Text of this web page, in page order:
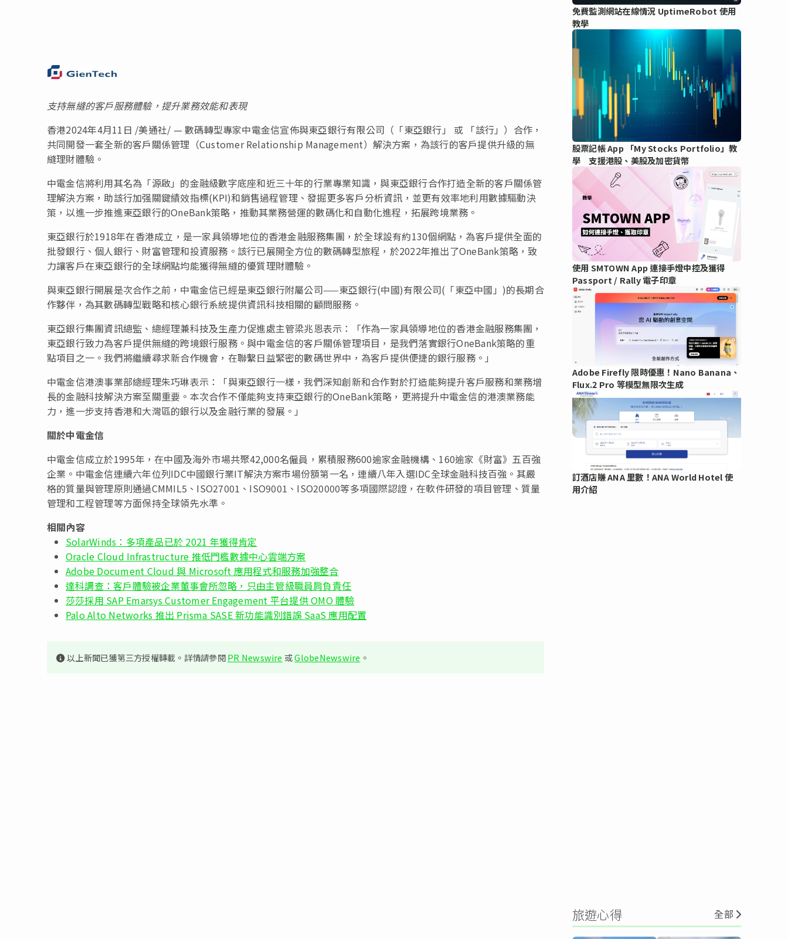
支持無縫的客戶服務體驗，提升業務效能和表現
香港2024年4月11日 /美通社/ — 數碼轉型專家中電金信宣佈與東亞銀行有限公司（「東亞銀行」 或 「該行」）合作，
共同開發一套全新的客戶關係管理（Customer Relationship Management）解決方案，為該行的客戶提供升級的無
縫理財體驗。
中電金信將利用其名為「源啟」的金融級數字底座和近三十年的行業專業知識，與東亞銀行合作打造全新的客戶關係管
理解決方案，助該行加强關鍵績效指標(KPI)和銷售過程管理、發掘更多客戶分析資訊，並更有效率地利用數據驅動決
策，以進一步推進東亞銀行的OneBank策略，推動其業務營運的數碼化和自動化進程，拓展跨境業務。
東亞銀行於1918年在香港成立，是一家具領導地位的香港金融服務集團，於全球設有約130個網點，為客戶提供全面的
批發銀行、個人銀行、財富管理和投資服務。該行已展開全方位的數碼轉型旅程， 於2022年推出了OneBank策略，致
力讓客戶在東亞銀行的全球網點均能獲得無縫的優質理財體驗。
與東亞銀行開展是次合作之前，中電金信已經是東亞銀行附屬公司——東亞銀行(中國)有限公司(「東亞中國」)的長期合
作夥伴，為其數碼轉型戰略和核心銀行系統提供資訊科技相關的顧問服務。
東亞銀行集團資訊總監、總經理兼科技及生產力促進處主管梁兆恩表示：「作為一家具領導地位的香港金融服務集團，
東亞銀行致力為客戶提供無縫的跨境銀行服務。與中電金信的客戶關係管理項目，是我們落實銀行OneBank策略的重
點項目之一。我們將繼續尋求新合作機會，在聯繫日益緊密的數碼世界中，為客戶提供便捷的銀行服務。」
中電金信港澳事業部總經理朱巧琳表示：「與東亞銀行一樣，我們深知創新和合作對於打造能夠提升客戶服務和業務增
長的金融科技解決方案至關重要。本次合作不僅能夠支持東亞銀行的OneBank策略，更將提升中電金信的港澳業務能
力，進一步支持香港和大灣區的銀行以及金融行業的發展。」
關於中電金信
中電金信成立於1995年，在中國及海外市場共聚42,000名僱員，累積服務600逾家金融機構、160逾家《財富》五百強
企業。中電金信連續六年位列IDC中國銀行業IT解決方案市場份額第一名，連續八年入選IDC全球金融科技百強。其嚴
格的質量與管理原則通過CMMIL5、ISO27001、ISO9001、ISO20000等多項國際認證，在軟件研發的項目管理、質量
管理和工程管理等方面保持全球領先水準。
相關內容
SolarWinds：多項產品已於 2021 年獲得肯定
Oracle Cloud Infrastructure 推低門檻數據中心雲端方案
Adobe Document Cloud 與 Microsoft 應用程式和服務加強整合
達科調查：客戶體驗被企業董事會所忽略，只由主管級職員肩負責任
莎莎採用 SAP Emarsys Customer Engagement 平台提供 OMO 體驗
Palo Alto Networks 推出 Prisma SASE 新功能識別錯誤 SaaS 應用配置
以上新聞已獲第三方授權轉載。詳情請參閱PR Newswire 或GlobeNewswire 。
免費監測網站在線情況 UptimeRobot 使用
教學
股票記帳 App 「My Stocks Portfolio」教
學 支援港股、美股及加密貨幣
使用 SMTOWN App 連接手燈中控及獲得
Passport / Rally 電子印章
Adobe Firefly 限時優惠！Nano Banana、
Flux.2 Pro 等模型無限次生成
訂酒店賺 ANA 里數！ANA World Hotel 使
用介紹
旅遊心得 全部